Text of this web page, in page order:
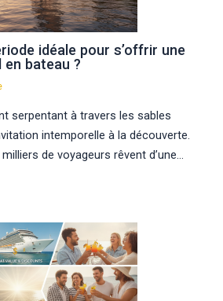
idéale pour s’offrir une
en bateau ?
serpentant à travers les sables
intemporelle à la découverte.
de voyageurs rêvent d’une…